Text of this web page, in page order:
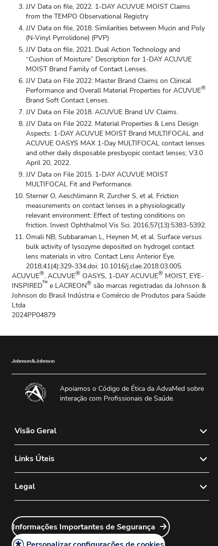
JJV Data on file, 2022. 1-DAY ACUVUE MOIST Claims
from the TEMPO Observational Registry
JJV Data on file, 2018. Similarities between Mucin and Poly
(N-Vinyl Pyrrolidone) (PVP)
JJV Data on file, 2021. Dual Action Technology and
“Cushion of Moisture” Description for 1-DAY ACUVUE
MOIST Brand Family of Contact Lenses.
JJV Data on File 2022: Master Brand Claims on Clinical
Performance and Overall Material Properties for ACUVUE®
Brand Soft Contact Lenses.
JJV Data on File 2018. ACUVUE Brand UV Claims.
JJV Data on File 2022. Material Properties & Lens Design
Aspects: 1-DAY ACUVUE MOIST Brand MULTIFOCAL and
ACUVUE OASYS MAX 1-Day MULTIFOCAL contact lenses
and other daily disposable presbyopic contact lenses; V3.0
April 20, 2022.
JJV Data on File 2015. 1-DAY ACUVUE MOIST
MULTIFOCAL Fit and Performance.
Sterner O, Aeschlimann R, Zurcher S, et al. Friction
measurements on contact lenses in a physiologically
relevant environment: Effect of testing conditions on
friction. Invest Ophthalmol Vis Sci. 2016,57(13):5383-5392.
Omali NB, Subbaraman L, Heynen M, et al. Surface versus
bulk activity of lysozyme deposited on hydrogel contact
lens materials in vitro. Contact Lens Anterior Eye.
2018;41(4):329-334.doi: 10.1016/j.clae.2018.03.005.
ACUVUE®, ACUVUE® OASYS, 1-DAY ACUVUE® MOIST, EYE-
INSPIRED™ e LACREON® são marcas registradas da Johnson &
Johnson do Brasil Indústria e Comércio de Produtos para Saúde
Ltda
2024PP04879
Apoiamos o Código de Ética da AdvaMed sobre
interação com Profissionais de Saúde.
Visão Geral
Sobre nós
Notícias & Mídia
Política de Vendas de Lentes de Contato
Carreiras
Links Úteis
Fale Conosco
FAQs
Sales Rep Login
Customer Service Login
Legal
Política Legal
Informações Importantes de Segurança